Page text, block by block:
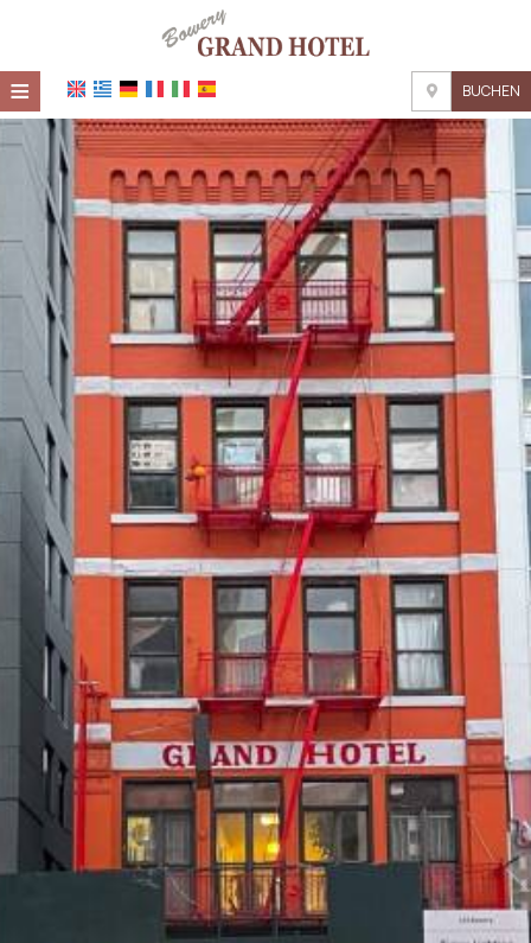
≡ BUCHEN
STARTSEITE
STANDORT
UNTERKUNFT
EINRICHTUNGEN
FOTOGALLERIE
NACHFRAGE
KONTAKT